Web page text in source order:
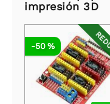
impresión 3D
-50 %